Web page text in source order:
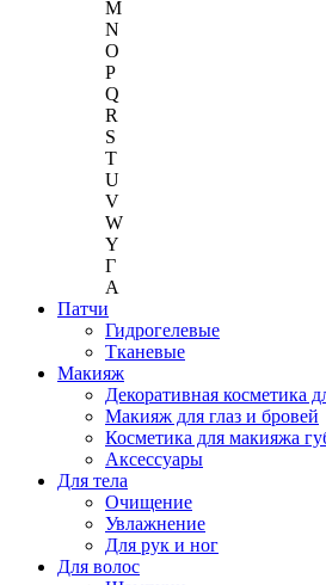
M
N
O
P
Q
R
S
T
U
V
W
Y
Г
A
Патчи
Гидрогелевые
Тканевые
Макияж
Декоративная косметика
Макияж для глаз и бровей
Косметика для макияжа
Аксессуары
Для тела
Очищение
Увлажнение
Для рук и ног
Для волос